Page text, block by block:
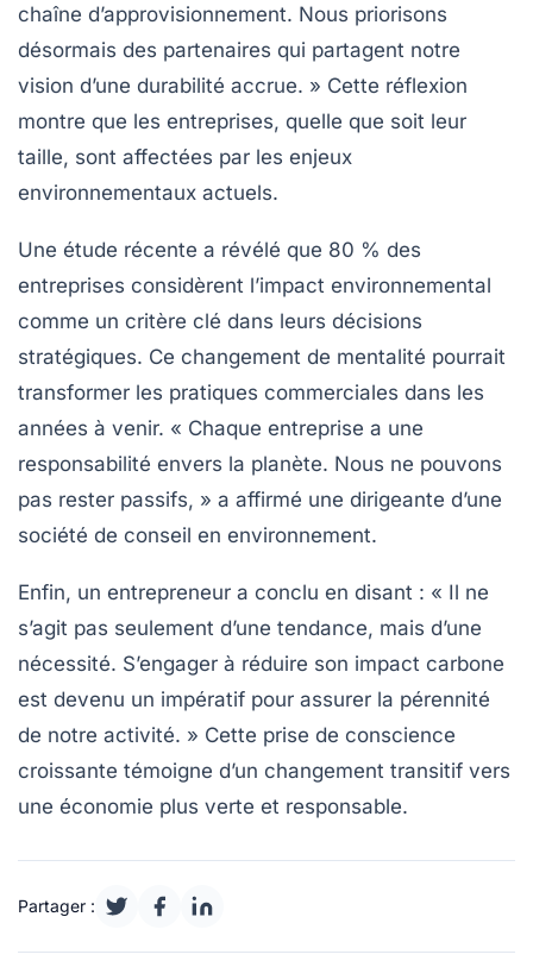
chaîne d’approvisionnement. Nous priorisons
désormais des partenaires qui partagent notre
vision d’une durabilité accrue. » Cette réflexion
montre que les entreprises, quelle que soit leur
taille, sont affectées par les enjeux
environnementaux actuels.
Une étude récente a révélé que 80 % des
entreprises considèrent l’impact environnemental
comme un critère clé dans leurs décisions
stratégiques. Ce changement de mentalité pourrait
transformer les pratiques commerciales dans les
années à venir. « Chaque entreprise a une
responsabilité envers la planète. Nous ne pouvons
pas rester passifs, » a affirmé une dirigeante d’une
société de conseil en environnement.
Enfin, un entrepreneur a conclu en disant : « Il ne
s’agit pas seulement d’une tendance, mais d’une
nécessité. S’engager à réduire son impact carbone
est devenu un impératif pour assurer la pérennité
de notre activité. » Cette prise de conscience
croissante témoigne d’un changement transitif vers
une économie plus verte et responsable.
Partager :